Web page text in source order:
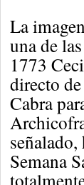
La
una de
1773
directo
Cabra
Semana